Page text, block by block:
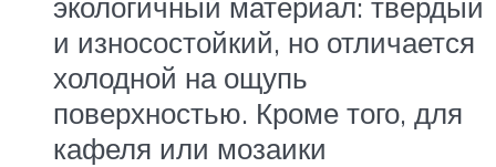
и износостойкий, но отличается
холодной на ощупь
поверхностью. Кроме того, для
кафеля или мозаики